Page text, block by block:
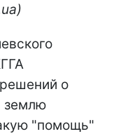
о
землю
"помощь"